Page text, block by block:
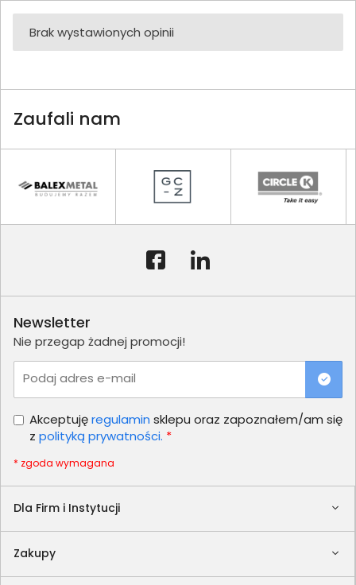
Brak wystawionych opinii
Zaufali nam
Dla Firm i Instytucji
Zakupy
Newsletter
Nie przegap żadnej promocji!
Podaj adres e-mail
Akceptujęregulamin sklepu oraz zapoznałem/am się
z polityką prywatności. *
* zgoda wymagana